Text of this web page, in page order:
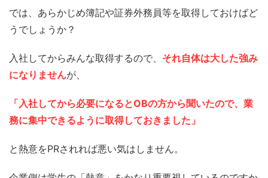
では、あらかじめ簿記や証券外務員等を取得しておけばど
うでしょうか？
入社してからみんな取得するので、 それ自体は大した強み
になりませんが、
「入社してから必要になるとOBの方から聞いたので、業
務に集中できるように取得しておきました」
と熱意をPRされれば悪い気はしません。